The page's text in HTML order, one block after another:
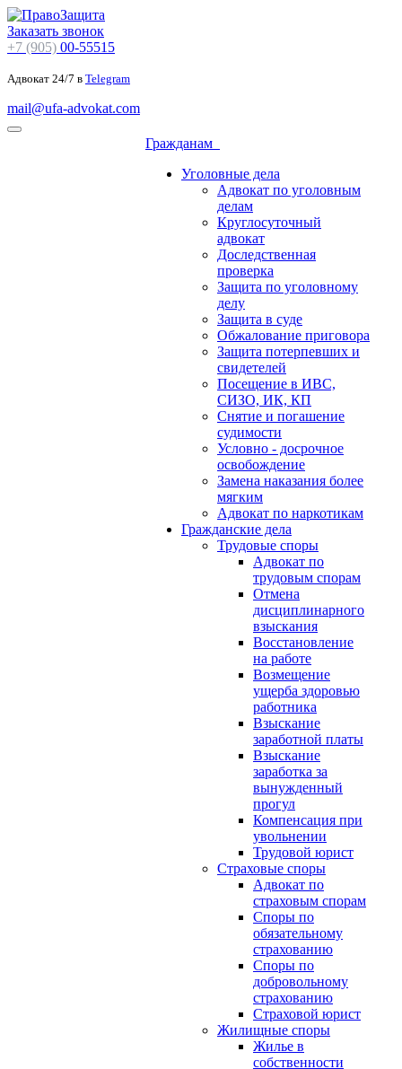
Заказать звонок
+7 (905) 00-55515
Адвокат 24/7 в Telegram
mail@ufa-advokat.com
Гражданам
Уголовные дела
Адвокат по уголовным
делам
Круглосуточный
адвокат
Доследственная
проверка
Защита по уголовному
делу
Защита в суде
Обжалование приговора
Защита потерпевших и
свидетелей
Посещение в ИВС,
СИЗО, ИК, КП
Снятие и погашение
судимости
Условно - досрочное
освобождение
Замена наказания более
мягким
Адвокат по наркотикам
Гражданские дела
Трудовые споры
Адвокат по
трудовым спорам
Отмена
дисциплинарного
взыскания
Восстановление
на работе
Возмещение
ущерба здоровью
работника
Взыскание
заработной платы
Взыскание
заработка за
вынужденный
прогул
Компенсация при
увольнении
Трудовой юрист
Страховые споры
Адвокат по
страховым спорам
Споры по
обязательному
страхованию
Споры по
добровольному
страхованию
Страховой юрист
Жилищные споры
Жилье в
собственности